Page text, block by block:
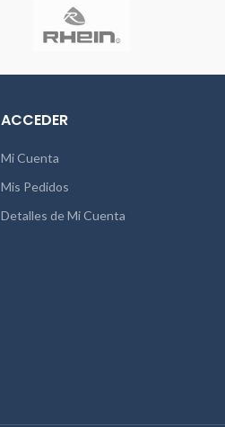
ACCEDER
Mi Cuenta
Mis Pedidos
Detalles de Mi Cuenta